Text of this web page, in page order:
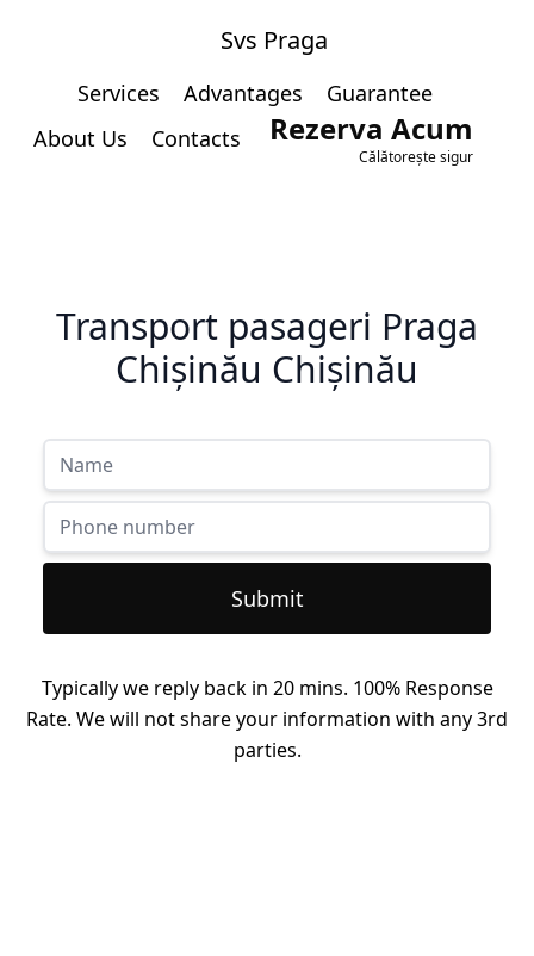
Svs Praga
Services Advantages
Guarantee
About Us
Contacts Rezerva Acum
Călătorește sigur
Transport pasageri Praga
Chișinău Chișinău
Submit
Typically we reply back in 20 mins. 100% Response
Rate. We will not share your information with any 3rd
parties.